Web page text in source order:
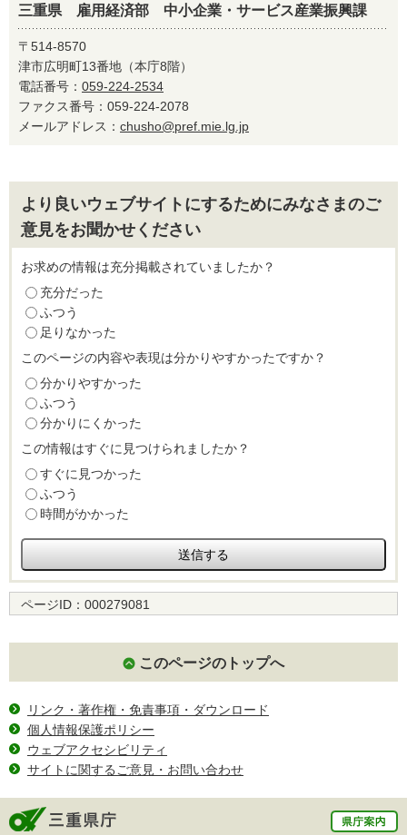
三重県 雇用経済部 中小企業・サービス産業振興課
〒514-8570
津市広明町13番地（本庁8階）
電話番号： 059-224-2534
ファクス番号：059-224-2078
メールアドレス： chusho@pref.mie.lg.jp
より良いウェブサイトにするためにみなさまのご
意見をお聞かせください
お求めの情報は充分掲載されていましたか？
充分だった
ふつう
足りなかった
このページの内容や表現は分かりやすかったですか？
分かりやすかった
ふつう
分かりにくかった
この情報はすぐに見つけられましたか？
すぐに見つかった
ふつう
時間がかかった
ページID： 000279081
このページのトップへ
リンク・著作権・免責事項・ダウンロード
個人情報保護ポリシー
ウェブアクセシビリティ
サイトに関するご意見・お問い合わせ